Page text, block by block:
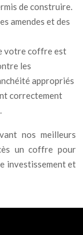
de construire.
amendes et des
votre coffre est
les
appropriés
correctement
nos meilleurs
un coffre pour
investissement et